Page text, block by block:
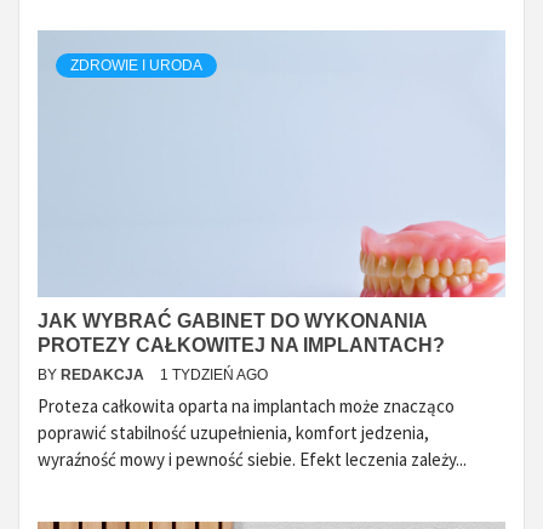
ZDROWIE I URODA
JAK WYBRAĆ GABINET DO WYKONANIA
PROTEZY CAŁKOWITEJ NA IMPLANTACH?
BY REDAKCJA 1 TYDZIEŃ AGO
Proteza całkowita oparta na implantach może znacząco
poprawić stabilność uzupełnienia, komfort jedzenia,
wyraźność mowy i pewność siebie. Efekt leczenia zależy...